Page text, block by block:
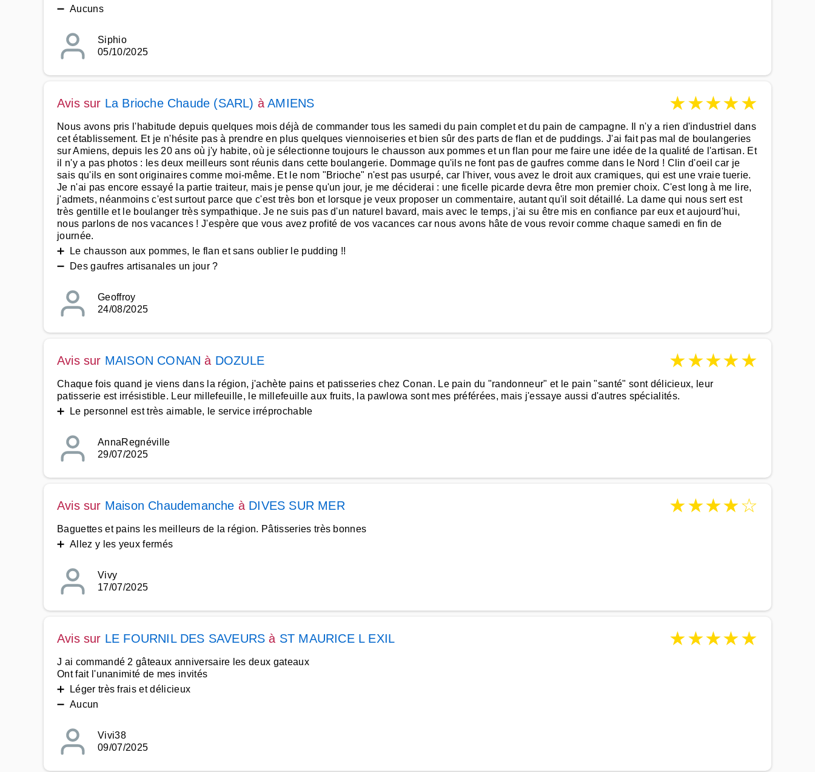
➖ Aucuns
Siphio
05/10/2025
Avis sur La Brioche Chaude (SARL) àAMIENS ★★★★★
Nous avons pris l'habitude depuis quelques mois déjà de commander tous les samedi du pain complet et du pain de campagne. Il n'y a rien d'industriel dans
cet établissement. Et je n'hésite pas à prendre en plus quelques viennoiseries et bien sûr des parts de flan et de puddings. J'ai fait pas mal de boulangeries
sur Amiens, depuis les 20 ans où j'y habite, où je sélectionne toujours le chausson aux pommes et un flan pour me faire une idée de la qualité de l'artisan. Et
il n'y a pas photos : les deux meilleurs sont réunis dans cette boulangerie. Dommage qu'ils ne font pas de gaufres comme dans le Nord ! Clin d'oeil car je
sais qu'ils en sont originaires comme moi-même. Et le nom "Brioche" n'est pas usurpé, car l'hiver, vous avez le droit aux cramiques, qui est une vraie tuerie.
Je n'ai pas encore essayé la partie traiteur, mais je pense qu'un jour, je me déciderai : une ficelle picarde devra être mon premier choix. C'est long à me lire,
j'admets, néanmoins c'est surtout parce que c'est très bon et lorsque je veux proposer un commentaire, autant qu'il soit détaillé. La dame qui nous sert est
très gentille et le boulanger très sympathique. Je ne suis pas d'un naturel bavard, mais avec le temps, j'ai su être mis en confiance par eux et aujourd'hui,
nous parlons de nos vacances ! J'espère que vous avez profité de vos vacances car nous avons hâte de vous revoir comme chaque samedi en fin de
journée.
➕ Le chausson aux pommes, le flan et sans oublier le pudding !!
➖ Des gaufres artisanales un jour ?
Geoffroy
24/08/2025
Avis sur MAISON CONAN à DOZULE ★★★★★
Chaque fois quand je viens dans la région, j'achète pains et patisseries chez Conan. Le pain du "randonneur" et le pain "santé" sont délicieux, leur
patisserie est irrésistible. Leur millefeuille, le millefeuille aux fruits, la pawlowa sont mes préférées, mais j'essaye aussi d'autres spécialités.
➕ Le personnel est très aimable, le service irréprochable
AnnaRegnéville
29/07/2025
Avis sur Maison Chaudemanche à DIVES SUR MER ★★★★☆
Baguettes et pains les meilleurs de la région. Pâtisseries très bonnes
➕ Allez y les yeux fermés
Vivy
17/07/2025
Avis sur LE FOURNIL DES SAVEURS à ST MAURICE L EXIL ★★★★★
J ai commandé 2 gâteaux anniversaire les deux gateaux
Ont fait l'unanimité de mes invités
➕ Léger très frais et délicieux
➖ Aucun
Vivi38
09/07/2025